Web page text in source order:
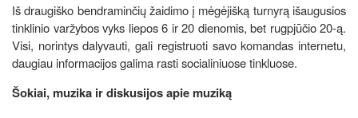
Iš draugiško bendraminčių žaidimo į mėgėjišką turnyrą išaugusios
tinklinio varžybos vyks liepos 6 ir 20 dienomis, bet rugpjūčio 20-ą.
Visi, norintys dalyvauti, gali registruoti savo komandas internetu,
daugiau informacijos galima rasti socialiniuose tinkluose.
Šokiai, muzika ir diskusijos apie muziką